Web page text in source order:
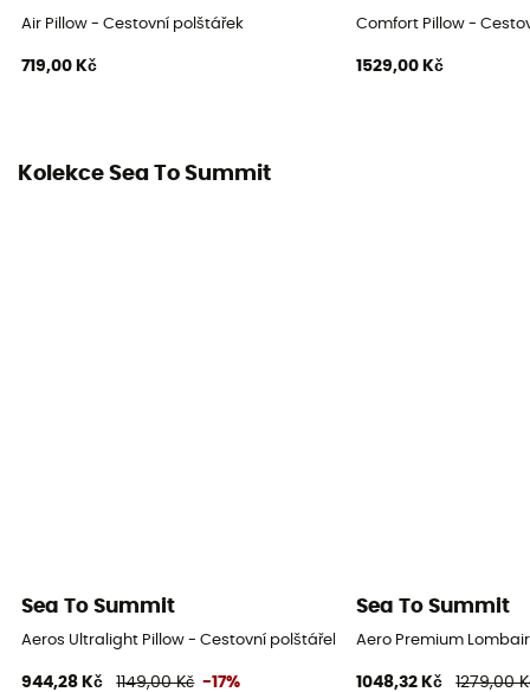
Air Pillow - Cestovní polštářek
719,00 Kč
Comfort Pillow -
1529,00 Kč
Kolekce Sea To Summit
Sea To Summit
Aeros Ultralight Pillow - Cestovní polštářek
944,28 Kč 1149,00 Kč -17%
Sea To Summit
Aero Premium
1048,32 Kč 1279,00